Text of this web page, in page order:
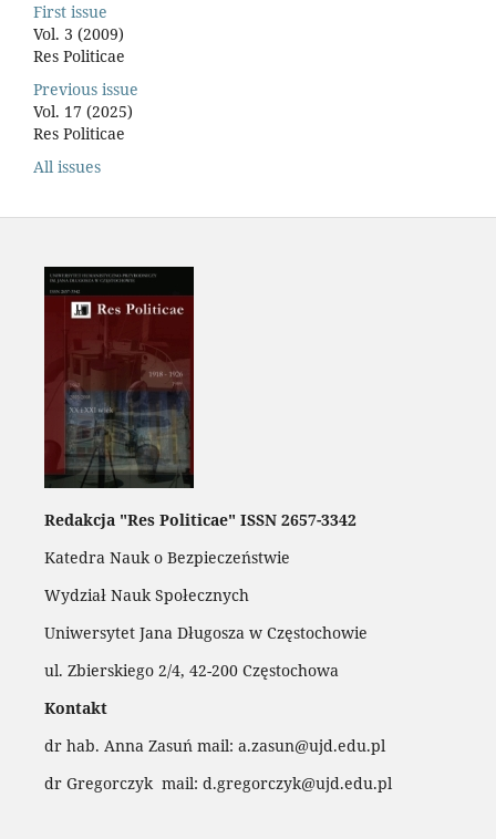
First issue
Vol. 3 (2009)
Res Politicae
Previous issue
Vol. 17 (2025)
Res Politicae
All issues
Redakcja "Res Politicae" ISSN 2657-3342
Katedra Nauk o Bezpieczeństwie
Wydział Nauk Społecznych
Uniwersytet Jana Długosza w Częstochowie
ul. Zbierskiego 2/4, 42-200 Częstochowa
Kontakt
dr hab. Anna Zasuń mail: a.zasun@ujd.edu.pl
dr Gregorczyk mail: d.gregorczyk@ujd.edu.pl